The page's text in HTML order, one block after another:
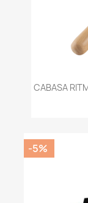
CABASA
-5%